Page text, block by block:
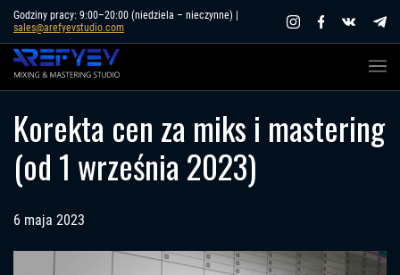
Skip
content
Godziny pracy: 9:00–20:00 (niedziela – nieczynne) |
sales@arefyevstudio.com
Korekta cen za miks i mastering
(od 1 września 2023)
6 maja 2023